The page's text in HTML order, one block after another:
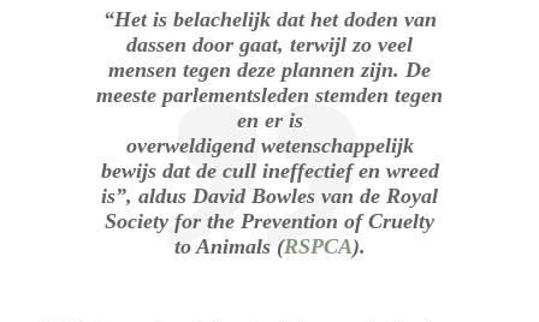
“Het is belachelijk dat het doden van
dassen door gaat, terwijl zo veel
mensen tegen deze plannen zijn. De
meeste parlementsleden stemden tegen
en er is
overweldigend wetenschappelijk
bewijs dat de cull ineffectief en wreed
is”, aldus David Bowles van de Royal
Society for the Prevention of Cruelty
to Animals (RSPCA).